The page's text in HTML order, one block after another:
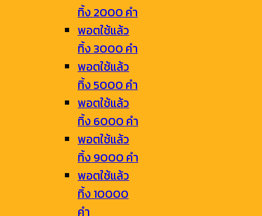
ทิ้ง 2000 คำ
พอตใช้แล้ว
ทิ้ง 3000 คำ
พอตใช้แล้ว
ทิ้ง 5000 คำ
พอตใช้แล้ว
ทิ้ง 6000 คำ
พอตใช้แล้ว
ทิ้ง 9000 คำ
พอตใช้แล้ว
ทิ้ง 10000
คำ